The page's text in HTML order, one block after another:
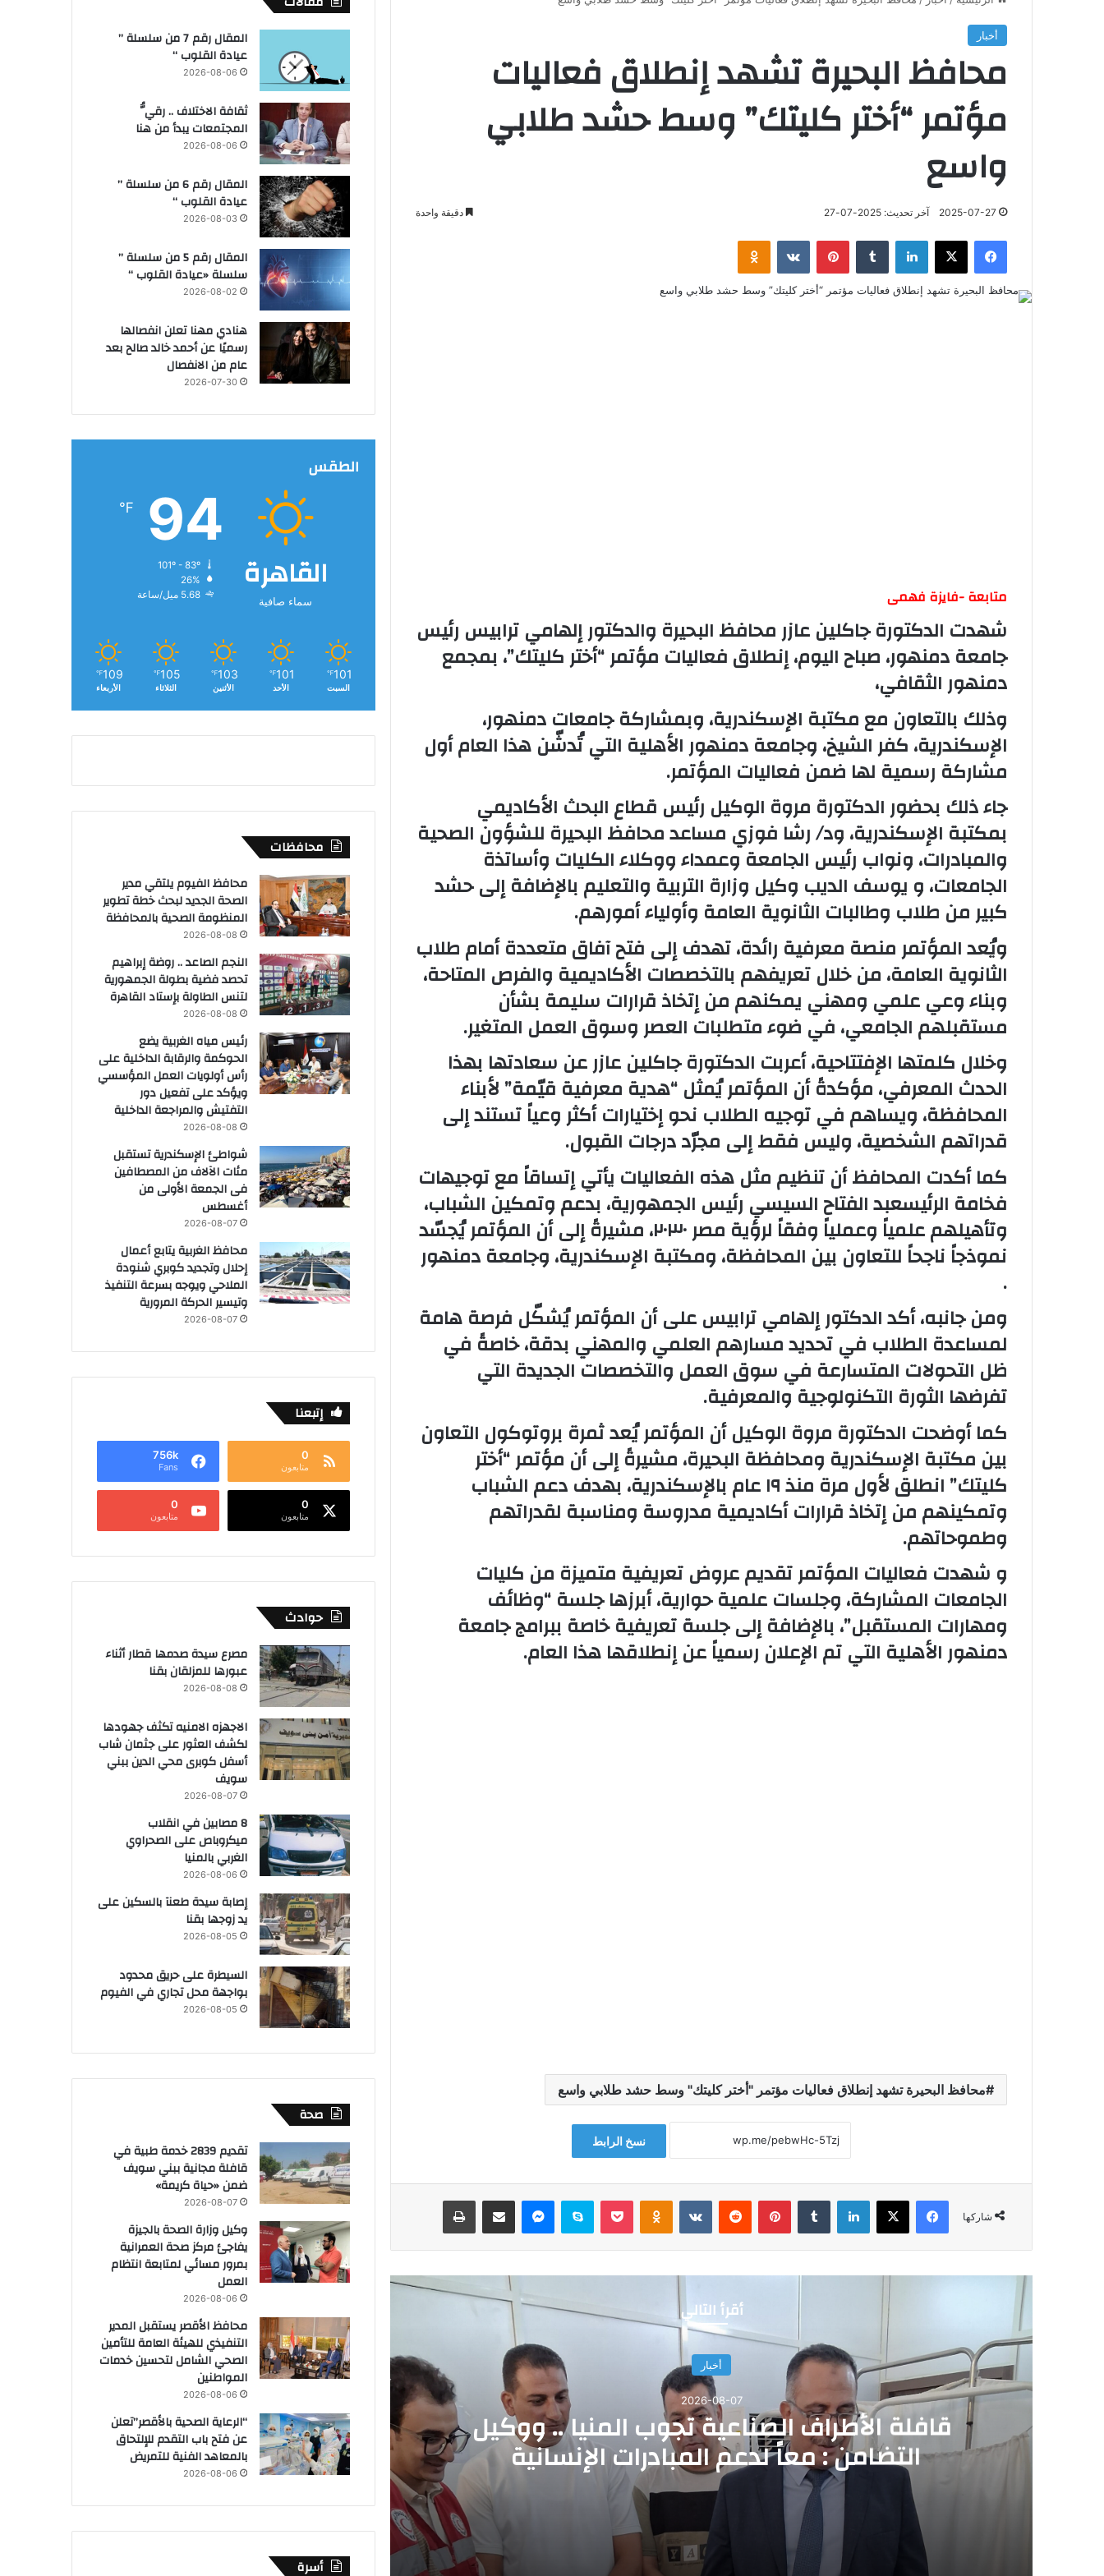
أخبار
محافظ البحيرة تشهد إنطلاق فعاليات
مؤتمر “أختر كليتك” وسط حشد طلابي
واسع
2025-07-27 آخر تحديث: 2025-07-27 دقيقة واحدة
فيسبوك لينكدإن بينتيريست
متابعة -فايزة فهمى
شهدت الدكتورة جاكلين عازر محافظ البحيرة والدكتور إلهامي ترابيس رئيس
جامعة دمنهور، صباح اليوم، إنطلاق فعاليات مؤتمر “أختر كليتك”، بمجمع
دمنهور الثقافي،
وذلك بالتعاون مع مكتبة الإسكندرية، وبمشاركة جامعات دمنهور،
الإسكندرية، كفر الشيخ، وجامعة دمنهور الأهلية التي تُدشّن هذا العام أول
مشاركة رسمية لها ضمن فعاليات المؤتمر.
جاء ذلك بحضور الدكتورة مروة الوكيل رئيس قطاع البحث الأكاديمي
بمكتبة الإسكندرية، ود/ رشا فوزي مساعد محافظ البحيرة للشؤون الصحية
والمبادرات، ونواب رئيس الجامعة وعمداء ووكلاء الكليات وأساتذة
الجامعات، و يوسف الديب وكيل وزارة التربية والتعليم بالإضافة إلى حشد
كبير من طلاب وطالبات الثانوية العامة وأولياء أمورهم.
ويُعد المؤتمر منصة معرفية رائدة، تهدف إلى فتح آفاق متعددة أمام طلاب
الثانوية العامة، من خلال تعريفهم بالتخصصات الأكاديمية والفرص المتاحة،
وبناء وعي علمي ومهني يمكنهم من إتخاذ قرارات سليمة بشأن
مستقبلهم الجامعي، في ضوء متطلبات العصر وسوق العمل المتغير.
وخلال كلمتها الإفتتاحية، أعربت الدكتورة جاكلين عازر عن سعادتها بهذا
الحدث المعرفي، مؤكدةً أن المؤتمر يُمثل “هدية معرفية قيّمة” لأبناء
المحافظة، ويساهم في توجيه الطلاب نحو إختيارات أكثر وعياً تستند إلى
قدراتهم الشخصية، وليس فقط إلى مجرّد درجات القبول.
كما أكدت المحافظ أن تنظيم مثل هذه الفعاليات يأتي إتساقاً مع توجيهات
فخامة الرئيسعبد الفتاح السيسي رئيس الجمهورية، بدعم وتمكين الشباب،
وتأهيلهم علمياً وعملياً وفقاً لرؤية مصر ٢٠٣٠، مشيرةً إلى أن المؤتمر يُجسّد
نموذجاً ناجحاً للتعاون بين المحافظة، ومكتبة الإسكندرية، وجامعة دمنهور
.
ومن جانبه، أكد الدكتور إلهامي ترابيس على أن المؤتمر يُشكّل فرصة هامة
لمساعدة الطلاب في تحديد مسارهم العلمي والمهني بدقة، خاصةً في
ظل التحولات المتسارعة في سوق العمل والتخصصات الجديدة التي
تفرضها الثورة التكنولوجية والمعرفية.
كما أوضحت الدكتورة مروة الوكيل أن المؤتمر يُعد ثمرة بروتوكول التعاون
بين مكتبة الإسكندرية ومحافظة البحيرة، مشيرةً إلى أن مؤتمر “أختر
كليتك” انطلق لأول مرة منذ ١٩ عام بالإسكندرية، بهدف دعم الشباب
وتمكينهم من إتخاذ قرارات أكاديمية مدروسة ومناسبة لقدراتهم
وطموحاتهم.
و شهدت فعاليات المؤتمر تقديم عروض تعريفية متميزة من كليات
الجامعات المشاركة، وجلسات علمية حوارية، أبرزها جلسة “وظائف
ومهارات المستقبل”، بالإضافة إلى جلسة تعريفية خاصة ببرامج جامعة
دمنهور الأهلية التي تم الإعلان رسمياً عن إنطلاقها هذا العام.
محافظ البحيرة تشهد إنطلاق فعاليات مؤتمر "أختر كليتك" وسط حشد طلابي واسع
نسخ الرابط
شاركها
فيسبوك لينكدإن بينتيريست سكايب
أقرأ التالي
أخبار
2026-08-07
قافلة الأطراف الصناعية تجوب المنيا .. ووكيل
التضامن : معاً لدعم المبادرات الإنسانية
2026-08-07
قافلة الأطراف الصناعية تجوب المنيا .. ووكيل التضامن : معاً لدعم المبادرات الإنسانية
المقال رقم 7 من سلسلة ”
عيادة القلوب “
2026-08-06
ثقافة الاختلاف .. رقيُّ
المجتمعات يبدأ من هنا
2026-08-06
المقال رقم 6 من سلسلة ”
عيادة القلوب “
2026-08-03
المقال رقم 5 من سلسلة ”
سلسلة «عيادة القلوب “
2026-08-02
هنادي مهنا تعلن انفصالها
رسميًا عن أحمد خالد صالح بعد
عام من الانفصال
2026-07-30
الطقس
القاهرة
سماء صافية
94
℉
26%
5.68 ميل/ساعة
101
℉
السبت
101
℉
الأحد
103
℉
الأثنين
105
℉
الثلاثاء
109
℉
الأربعاء
محافظات
محافظ الفيوم يلتقي مدير
الصحة الجديد لبحث خطة تطوير
المنظومة الصحية بالمحافظة
2026-08-08
النجم الصاعد .. روضة إبراهيم
تحصد فضية بطولة الجمهورية
لتنس الطاولة بإستاد القاهرة
2026-08-08
رئيس مياه الغربية يضع
الحوكمة والرقابة الداخلية على
رأس أولويات العمل المؤسسي
ويؤكد على تفعيل دور
التفتيش والمراجعة الداخلية
2026-08-08
شواطئ الإسكندرية تستقبل
مئات الآلاف من المصطافين
فى الجمعة الأولى من
أغسطس
2026-08-07
محافظ الغربية يتابع أعمال
إحلال وتجديد كوبري شنودة
الملاحي ويوجه بسرعة التنفيذ
وتيسير الحركة المرورية
2026-08-07
إتبعنا
0
متابعون
756k
Fans
0
متابعون
0
متابعون
حوادث
مصرع سيدة صدمها قطار أثناء
عبورها للمزلقان بقنا
2026-08-08
الاجهزه الامنيه تكثف جهودها
لكشف العثور على جثمان شاب
أسفل كوبرى محي الدين ببني
سويف
2026-08-07
8 مصابين في انقلاب
ميكروباص على الصحراوي
الغربي بالمنيا
2026-08-06
إصابة سيدة طعنآ بالسكين على
يد زوجها بقنا
2026-08-05
السيطرة على حريق محدود
بواجهة محل تجاري في الفيوم
2026-08-05
صحة
تقديم 2839 خدمة طبية في
قافلة مجانية ببني سويف
ضمن «حياة كريمة»
2026-08-07
وكيل وزارة الصحة بالجيزة
يفاجئ مركز صحة العمرانية
بمرور مسائي لمتابعة انتظام
العمل
2026-08-06
محافظ الأقصر يستقبل المدير
التنفيذي للهيئة العامة للتأمين
الصحي الشامل لتحسين خدمات
المواطنين
2026-08-06
“الرعاية الصحية بالأقصر”تعلن
عن فتح باب التقدم للإلتحاق
بالمعاهد الفنية للتمريض
2026-08-06
أسرة